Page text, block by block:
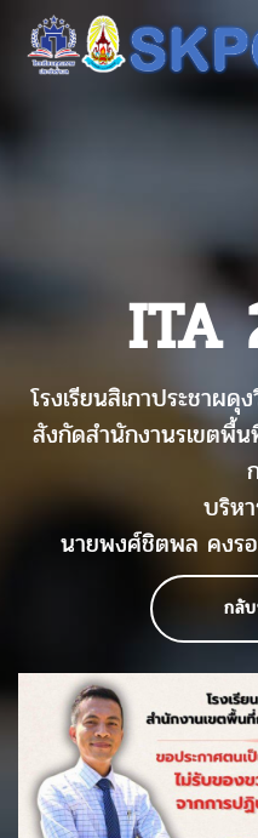
โรงเรียนสิเกาประชาผ
สังกัดสำนักงานรเขตพื้
บริห
นายพงศ์ชิตพล คงรอ
กลั